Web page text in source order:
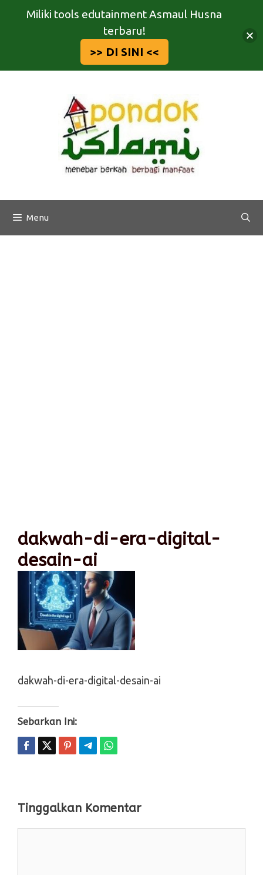
Menu
dakwah-di-era-digital-
desain-ai
dakwah-di-era-digital-desain-ai
Sebarkan Ini:
Tinggalkan Komentar
Miliki tools edutainment Asmaul Husna
terbaru!
>> DI SINI <<